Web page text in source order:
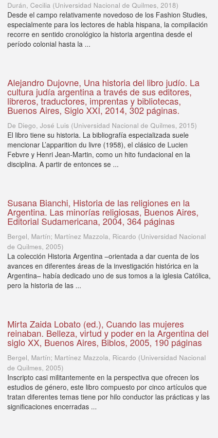
Durán, Cecilia (Universidad Nacional de Quilmes, 2018)
Desde el campo relativamente novedoso de los Fashion Studies,
especialmente para los lectores de habla hispana, la compilación
recorre en sentido cronológico la historia argentina desde el
período colonial hasta la ...
Alejandro Dujovne, Una historia del libro judío. La
cultura judía argentina a través de sus editores,
libreros, traductores, imprentas y bibliotecas,
Buenos Aires, Siglo XXI, 2014, 302 páginas.
De Diego, José Luis (Universidad Nacional de Quilmes, 2015)
El libro tiene su historia. La bibliografía especializada suele
mencionar L’apparition du livre (1958), el clásico de Lucien
Febvre y Henri Jean-Martin, como un hito fundacional en la
disciplina. A partir de entonces se ...
Susana Bianchi, Historia de las religiones en la
Argentina. Las minorías religiosas, Buenos Aires,
Editorial Sudamericana, 2004, 364 páginas
Bergel, Martín; Martínez Mazzola, Ricardo (Universidad Nacional
de Quilmes, 2005)
La colección Historia Argentina –orientada a dar cuenta de los
avances en diferentes áreas de la investigación histórica en la
Argentina– había dedicado uno de sus tomos a la iglesia Católica,
pero la historia de las ...
Mirta Zaida Lobato (ed.), Cuando las mujeres
reinaban. Belleza, virtud y poder en la Argentina del
siglo XX, Buenos Aires, Biblos, 2005, 190 páginas
Bergel, Martín; Martínez Mazzola, Ricardo (Universidad Nacional
de Quilmes, 2005)
Inscripto casi militantemente en la perspectiva que ofrecen los
estudios de género, este libro compuesto por cinco artículos que
tratan diferentes temas tiene por hilo conductor las prácticas y las
significaciones encerradas ...